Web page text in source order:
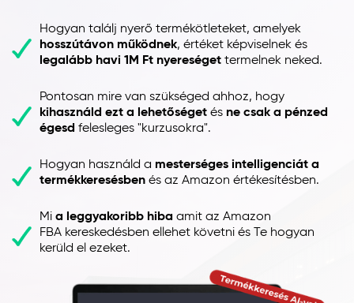
Hogyan találj nyerő termékötleteket, amelyek
hosszútávon működnek, értéket képviselnek és
legalább havi 1M Ft nyereséget termelnek neked.
Pontosan mire van szükséged ahhoz, hogy
kihasználd ezt a lehetőséget és ne csak a pénzed
égesd felesleges "kurzusokra".
Hogyan használd a mesterséges intelligenciát a
termékkeresésben és az Amazon értékesítésben.
Mi a leggyakoribb hiba amit az Amazon
FBA kereskedésben ellehet követni és Te hogyan
kerüld el ezeket.